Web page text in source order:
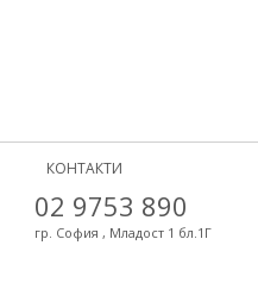
КОНТАКТИ
02 9753 890
гр. София , Младост 1 бл.1Г